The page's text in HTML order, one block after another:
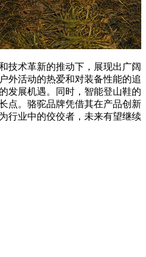
术革新的推动下，展现出广阔
外活动的热爱和对装备性能的追
发展机遇。同时，智能登山鞋的
点。骆驼品牌凭借其在产品创新
行业中的佼佼者，未来有望继续